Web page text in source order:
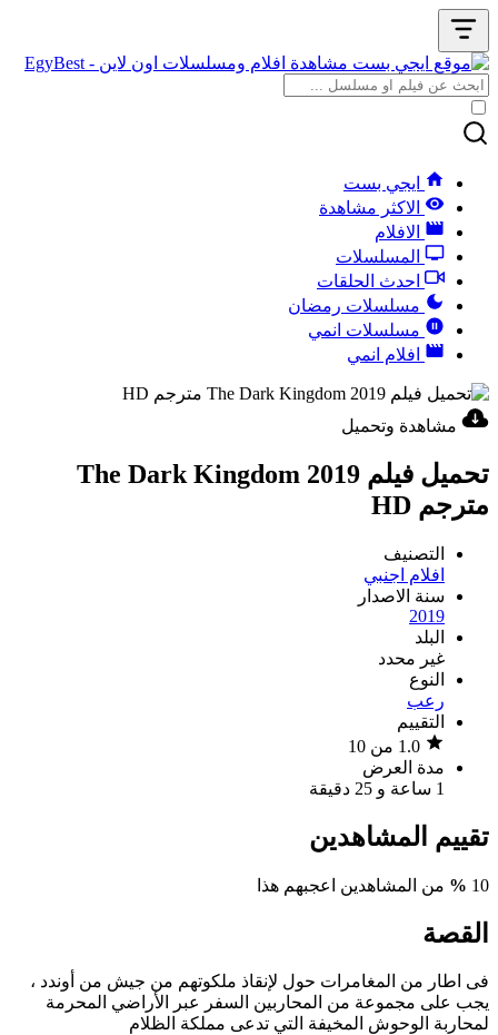
ايجي بست
الاكثر مشاهدة
الافلام
المسلسلات
احدث الحلقات
مسلسلات رمضان
مسلسلات انمي
افلام انمي
مشاهدة وتحميل
تحميل فيلم The Dark Kingdom 2019
مترجم HD
التصنيف
افلام اجنبي
سنة الاصدار
2019
البلد
غير محدد
النوع
رعب
التقييم
مدة العرض
1 ساعة و 25 دقيقة
تقييم المشاهدين
10
% من المشاهدين اعجبهم هذا
القصة
فى اطار من المغامرات حول لإنقاذ ملكوتهم من جيش من أوندد ،
يجب على مجموعة من المحاربين السفر عبر الأراضي المحرمة
لمحاربة الوحوش المخيفة التي تدعى مملكة الظلام